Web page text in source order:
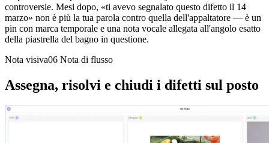
controversie. Mesi dopo, «ti avevo segnalato questo difetto il 14
marzo» non è più la tua parola contro quella dell'appaltatore — è un
pin con marca temporale e una nota vocale allegata all'angolo esatto
della piastrella del bagno in questione.
Nota visiva06 Nota di flusso
Assegna, risolvi e chiudi i difetti sul posto